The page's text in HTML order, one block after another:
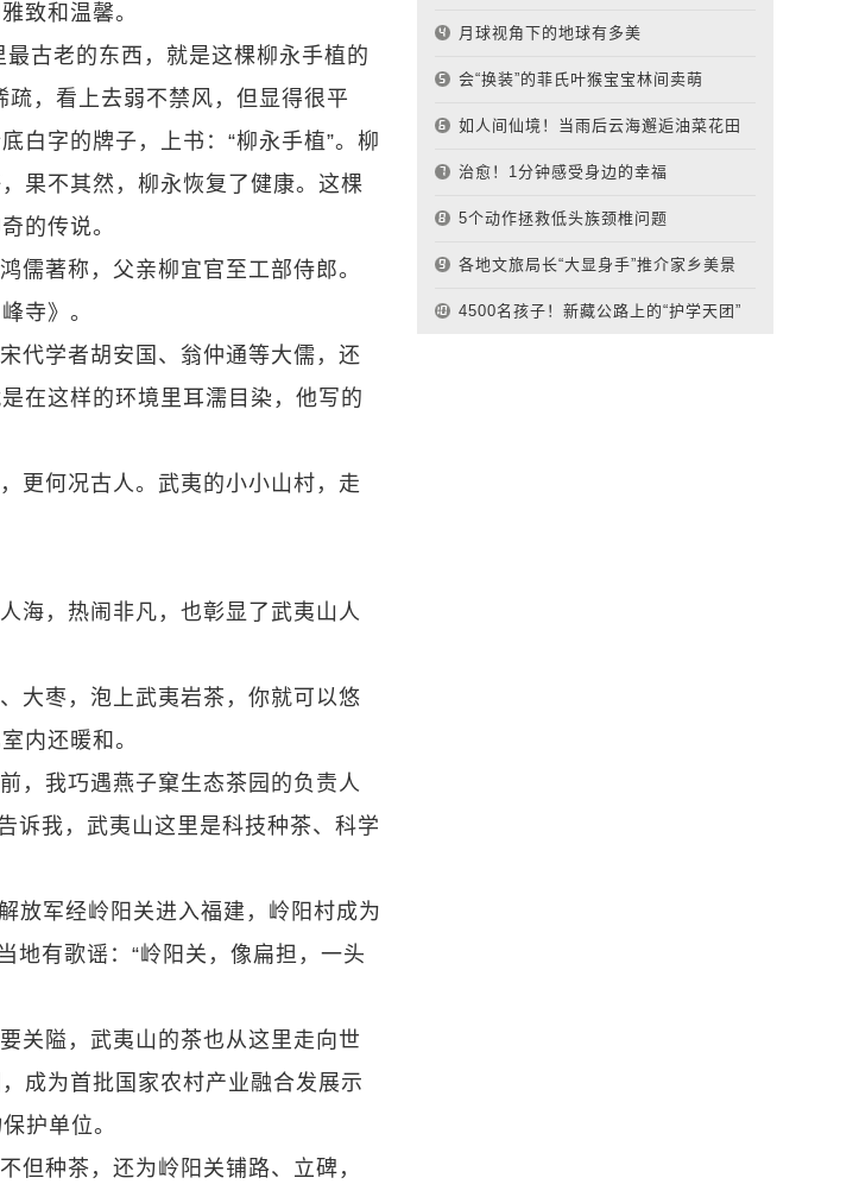
致和温馨。
古老的东西，就是这棵柳永手植的
，看上去弱不禁风，但显得很平
白字的牌子，上书：“柳永手植”。柳
果不其然，柳永恢复了健康。这棵
的传说。
儒著称，父亲柳宜官至工部侍郎。
寺》。
代学者胡安国、翁仲通等大儒，还
在这样的环境里耳濡目染，他写的
更何况古人。武夷的小小山村，走
海，热闹非凡，也彰显了武夷山人
大枣，泡上武夷岩茶，你就可以悠
内还暖和。
，我巧遇燕子窠生态茶园的负责人
诉我，武夷山这里是科技种茶、科学
放军经岭阳关进入福建，岭阳村成为
地有歌谣：“岭阳关，像扁担，一头
关隘，武夷山的茶也从这里走向世
成为首批国家农村产业融合发展示
护单位。
但种茶，还为岭阳关铺路、立碑，
月球视角下的地球有多美
会“换装”的菲氏叶猴宝宝林间卖萌
如人间仙境！当雨后云海邂逅油菜花田
治愈！1分钟感受身边的幸福
5个动作拯救低头族颈椎问题
各地文旅局长“大显身手”推介家乡美景
4500名孩子！新藏公路上的“护学天团”